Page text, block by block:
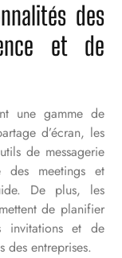
des
et de
une gamme de
d’écran, les
de messagerie
des meetings et
De plus, les
de planifier
invitations et de
des entreprises.